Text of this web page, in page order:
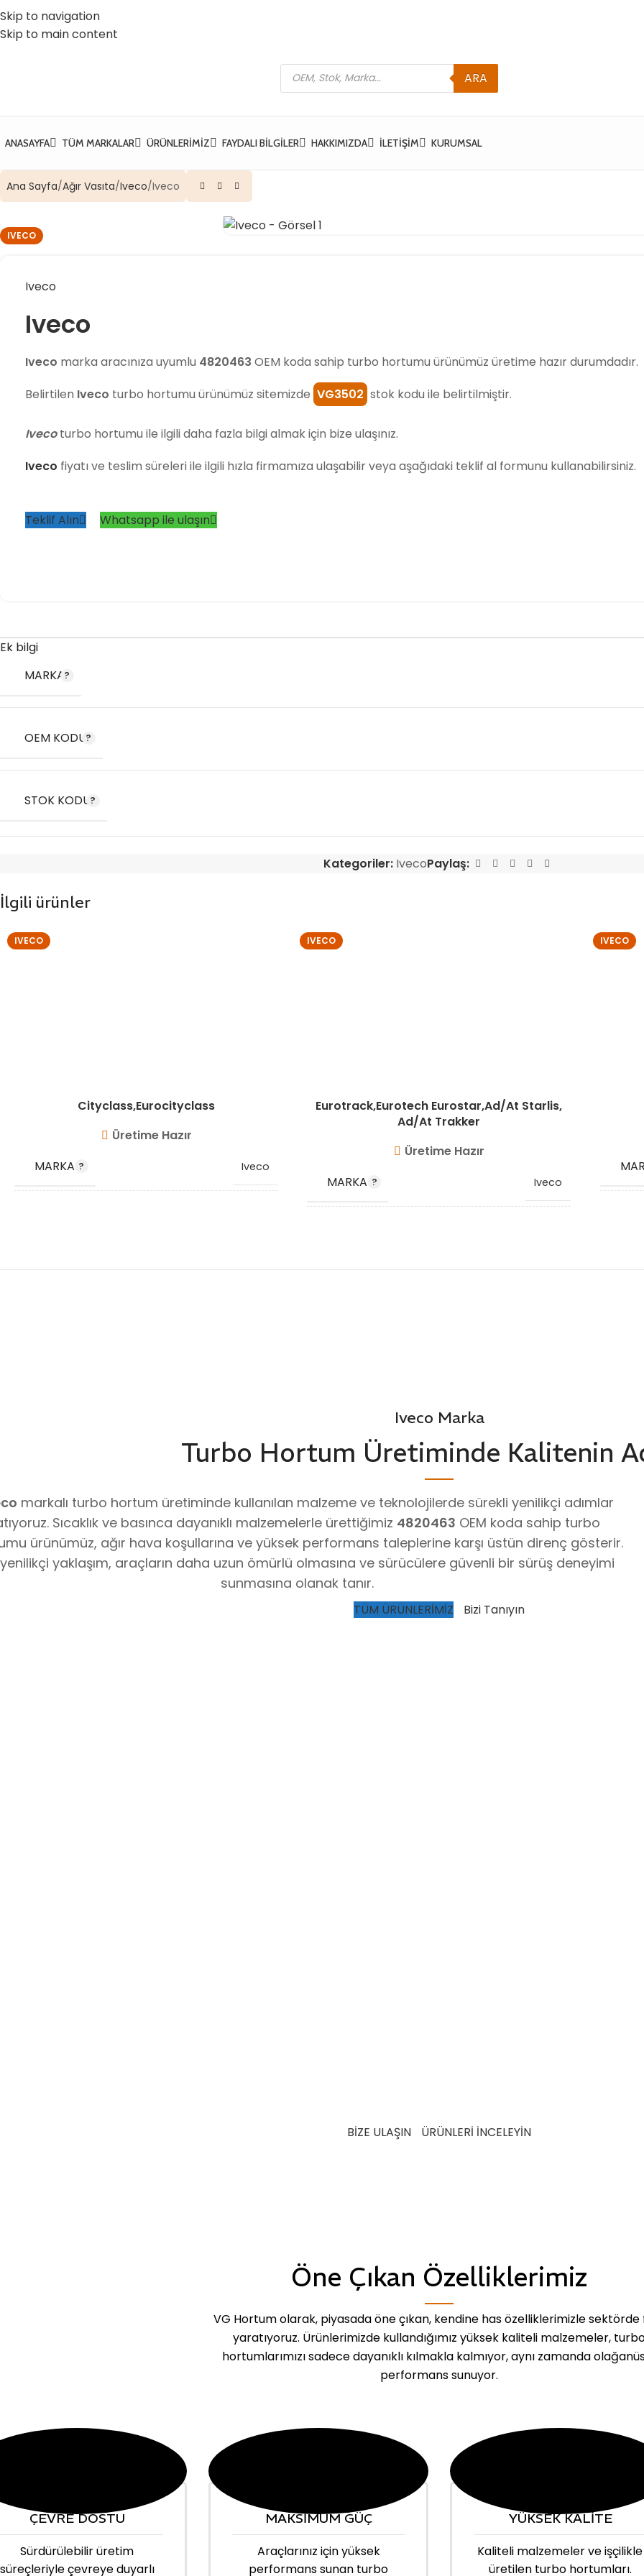
Skip to navigation
Skip to main content
Vatan Mh. Kızılcık Sk. No:37 Yıldırım / Bursa
ARA
ANASAYFA TÜM MARKALAR ÜRÜNLERIMIZ FAYDALI BILGILER HAKKIMIZDA İLETIŞIM KURUMSAL
Ana Sayfa Ağır Vasıta Iveco Iveco
IVECO
Iveco
Iveco
Iveco marka aracınıza uyumlu 4820463 OEM koda sahip turbo hortumu ürünümüz üretime hazır durumdadır.
Belirtilen Iveco turbo hortumu ürünümüz sitemizde VG3502 stok kodu ile belirtilmiştir.
Ivecoturbo hortumu ile ilgili daha fazla bilgi almak için bize ulaşınız.
Iveco fiyatı ve teslim süreleri ile ilgili hızla firmamıza ulaşabilir veya aşağıdaki teklif al formunu kullanabilirsiniz.
Teklif Alın Whatsapp ile ulaşın
Ek bilgi
MARKA
OEM KODU
STOK KODU
Kategoriler: IvecoPaylaş:
İlgili ürünler
IVECO
Cityclass,Eurocityclass
Üretime Hazır
MARKA
Iveco
IVECO
Eurotrack,Eurotech Eurostar,Ad/At Starlis,
Ad/At Trakker
Üretime Hazır
MARKA
Iveco
STOK KODU
IVECO
Iveco Marka
Turbo Hortum Üretiminde Kalitenin
markalı turbo hortum üretiminde kullanılan malzeme ve teknolojilerde sürekli yenilikçi adımlar
Sıcaklık ve basınca dayanıklı malzemelerle ürettiğimiz 4820463 OEM koda sahip turbo
ürünümüz, ağır hava koşullarına ve yüksek performans taleplerine karşı üstün direnç gösterir.
yaklaşım, araçların daha uzun ömürlü olmasına ve sürücülere güvenli bir sürüş deneyimi
sunmasına olanak tanır.
TÜM ÜRÜNLERİMİZ Bizi Tanıyın
BİZE ULAŞIN ÜRÜNLERİ İNCELEYİN
Öne Çıkan Özelliklerimiz
VG Hortum olarak, piyasada öne çıkan, kendine has özelliklerimizle
yaratıyoruz. Ürünlerimizde kullandığımız yüksek kaliteli malzemeler,
hortumlarımızı sadece dayanıklı kılmakla kalmıyor, aynı zamanda
performans sunuyor.
ÇEVRE DOSTU
Sürdürülebilir üretim
süreçleriyle çevreye duyarlı
MAKSİMUM GÜÇ
Araçlarınız için yüksek
performans sunan turbo
YÜKSEK KALİTE
Kaliteli malzemeler ve işçilikle
üretilen turbo hortumları.